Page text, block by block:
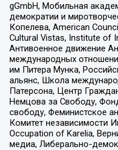
gGmbH, Мобильная
демократии и
Копелева, American
Cultural Vistas, Institute of
Антивоенное движение
международных
им Питера Мунка,
альянс, Школа
Патерсона, Центр
Немцова за Свободу,
свободу, Феминистское
Комитет независимости
Occupation of Karelia,
медиа, Либерально-